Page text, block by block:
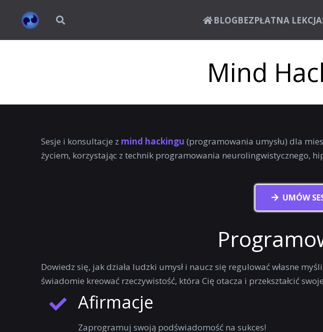
BLOGBEZPŁATNA LEKCJA
Mind
Sesje i konsultacje z mind hackingu (programowania umysłu) dla
życiem, korzystając z technik programowania neurolingwistycznego,
UMÓW
Dowiedz się, jak działa ludzki umysł i naucz się regulować własne
świadomie kreować rzeczywistość, która Cię otacza i przekształcić
Afirmacje
Zaprogramuj swoją podświadomość na sukces!